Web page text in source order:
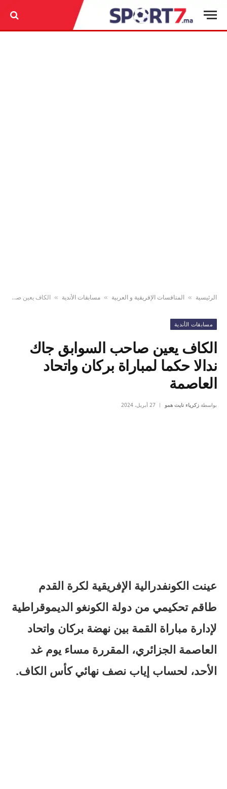
الرئيسية » المنافسات الإفريقية و العربية » مسابقات الأندية » الكاف يعين صاحب السوابق جاك ندالا حكما لمباراة بركان واتحاد العاصمة
مسابقات الأندية
الكاف يعين صاحب السوابق جاك
ندالا حكما لمباراة بركان واتحاد
العاصمة
بواسطة زكرياء نايت همو 27 أبريل، 2024
عينت الكونفدرالية الإفريقية لكرة القدم
طاقم تحكيمي من دولة الكونغو الديموقراطية
لإدارة مباراة القمة بين نهضة بركان واتحاد
العاصمة الجزائري، المقررة مساء يوم غد
الأحد، لحساب إياب نصف نهائي كأس الكاف.